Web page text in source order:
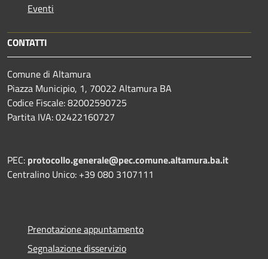
Eventi
CONTATTI
Comune di Altamura
Piazza Municipio, 1, 70022 Altamura BA
Codice Fiscale: 82002590725
Partita IVA: 02422160727
PEC: protocollo.generale@pec.comune.altamura.ba.it
Centralino Unico: +39 080 3107111
Prenotazione appuntamento
Segnalazione disservizio